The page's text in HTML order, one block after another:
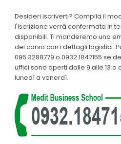
Desideri iscriverti? Compila il
l'iscrizione verrà confermata in
disponibili. Ti manderemo una
del corso con i dettagli logistici.
095.3288779 o 0932.1847155 se
uffici sono aperti dalle 9 alle 13 o
lunedì a venerdì.